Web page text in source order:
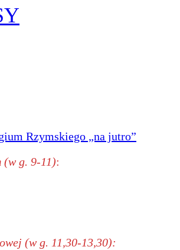
Rzymskiego „na jutro”
(w g. 9-11):
(w g. 11,30-13,30):